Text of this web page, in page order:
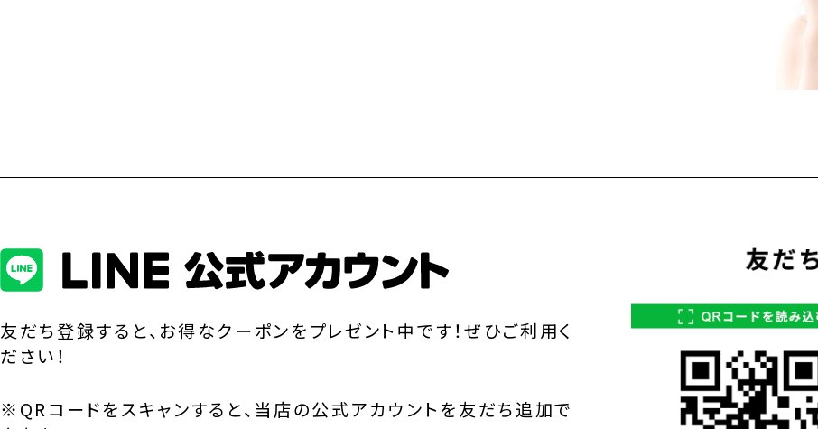
友だち登録すると、お得なクーポンをプレゼント中です！ぜひご利用く
ださい！
※QRコードをスキャンすると、当店の公式アカウントを友だち追加で